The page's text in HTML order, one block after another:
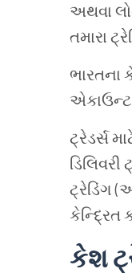
અથવા
તમારા
ભારતના
ટ્રેડર્સ
ટ્રેડિંગ
કેન્દ્રિત
કેશ